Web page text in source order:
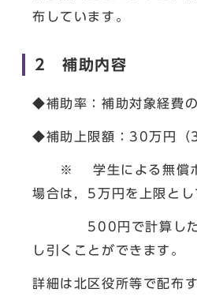
布しています。
2 補助内容
◆補助率：補助対象経費
◆補助上限額：30万円（
※ 学生による無償ボ
場合は，5万円を上限と
500円で計算した額
し引くことができます。
詳細は北区役所等で配布